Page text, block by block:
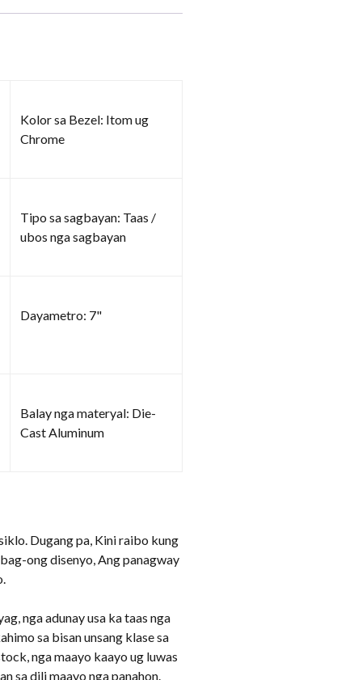
Kolor sa Bezel: Itom ug
Chrome
Tipo sa sagbayan: Taas /
ubos nga sagbayan
Dayametro: 7"
Balay nga materyal: Die-
Cast Aluminum
Dugang pa, Kini raibo kung
ong disenyo, Ang panagway
nga adunay usa ka taas nga
sa bisan unsang klase sa
nga maayo kaayo ug luwas
sa dili maayo nga panahon.